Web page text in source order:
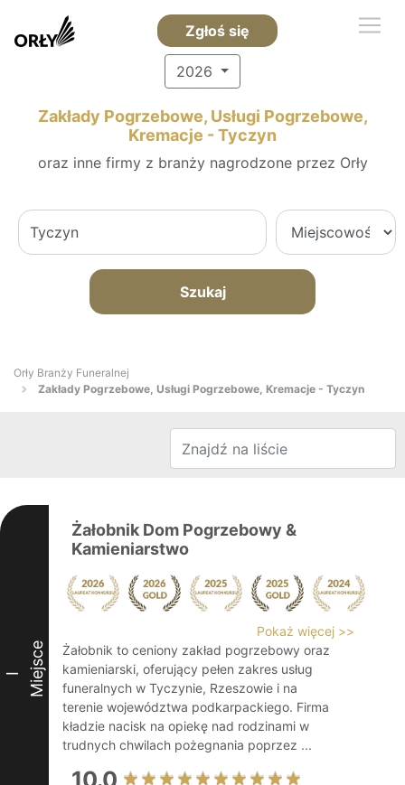
Zgłoś się
2026
Zakłady Pogrzebowe, Usługi Pogrzebowe,
Kremacje - Tyczyn
oraz inne firmy z branży nagrodzone przez Orły
Szukaj
Orły Branży Funeralnej
Zakłady Pogrzebowe, Usługi Pogrzebowe, Kremacje - Tyczyn
I Miejsce
Żałobnik Dom Pogrzebowy &
Kamieniarstwo
Pokaż więcej >>
Żałobnik to ceniony zakład pogrzebowy oraz
kamieniarski, oferujący pełen zakres usług
funeralnych w Tyczynie, Rzeszowie i na
terenie województwa podkarpackiego. Firma
kładzie nacisk na opiekę nad rodzinami w
trudnych chwilach pożegnania poprzez ...
10.0